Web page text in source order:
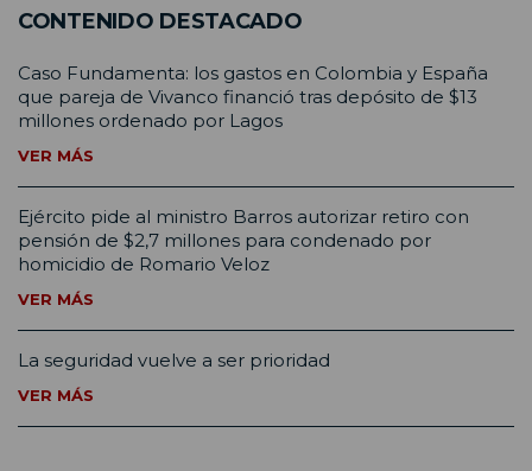
CONTENIDO DESTACADO
Caso Fundamenta: los gastos en Colombia y España
que pareja de Vivanco financió tras depósito de $13
millones ordenado por Lagos
VER MÁS
Ejército pide al ministro Barros autorizar retiro con
pensión de $2,7 millones para condenado por
homicidio de Romario Veloz
VER MÁS
La seguridad vuelve a ser prioridad
VER MÁS